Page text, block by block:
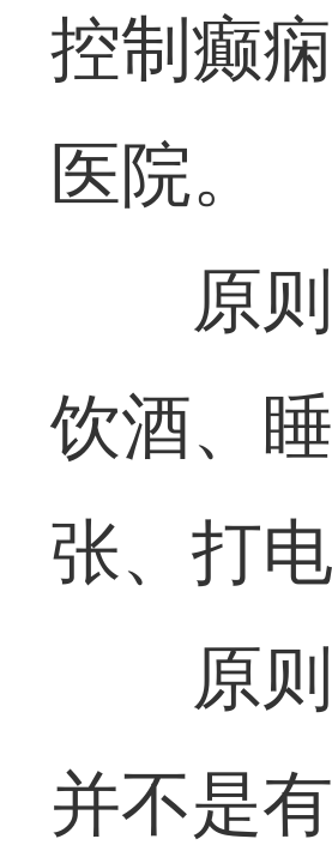
控制癫
医院。
原
饮酒、
张、打
原
并不是